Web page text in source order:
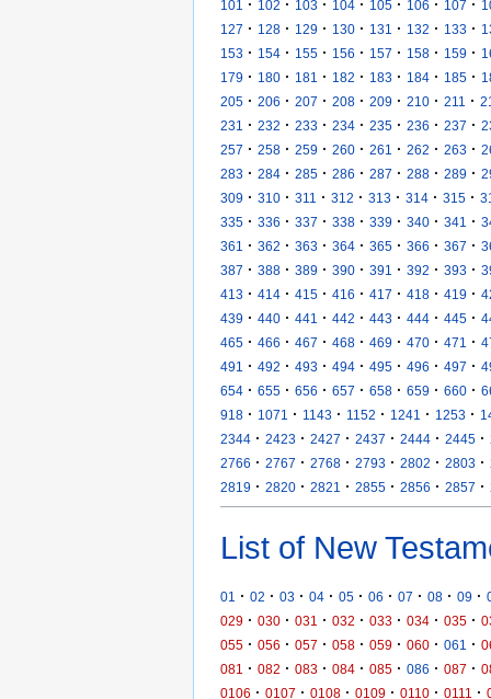
101
· 102 · 103 · 104 · 105 · 106 · 107 ·
127 · 128 · 129 · 130 · 131 · 132 · 133 ·
153 · 154 · 155 · 156 · 157 · 158 · 159 ·
179 · 180 · 181 · 182 · 183 · 184 · 185 ·
205 · 206 · 207 · 208 · 209 · 210 · 211 ·
231
· 232 · 233 · 234 · 235 · 236 · 237 ·
257 · 258 · 259 · 260 · 261 · 262 · 263 ·
283 · 284 · 285 · 286 · 287 · 288 · 289 ·
309 · 310 · 311 · 312 · 313 · 314 · 315 ·
335 · 336 · 337 · 338 · 339 · 340 · 341 ·
361
· 362 · 363 · 364 · 365 · 366 · 367 ·
387 · 388 · 389 · 390 · 391 · 392 · 393 ·
413 · 414 · 415 · 416 · 417 · 418 · 419 ·
439 · 440 · 441 · 442 · 443 · 444 · 445 ·
465 · 466 · 467 · 468 · 469 · 470 · 471 ·
491
· 492 · 493 · 494 · 495 · 496 · 497 ·
654 · 655 · 656 · 657 · 658 · 659 · 660 ·
918 · 1071 · 1143 · 1152 · 1241 · 1253 ·
2344 · 2423 · 2427 · 2437 · 2444 · 2445 ·
2766 · 2767 · 2768 · 2793 · 2802 · 2803 ·
2819 · 2820 · 2821 · 2855 · 2856 · 2857 ·
List of New
01 · 02 · 03 · 04 · 05 · 06 · 07 · 08 · 09 ·
029 · 030 · 031 · 032 · 033 · 034 · 035 ·
055 · 056 · 057 · 058 · 059 · 060 · 061 ·
081
· 082 · 083 · 084 · 085 · 086 · 087 ·
0106 · 0107 · 0108 · 0109 · 0110 · 0111 ·